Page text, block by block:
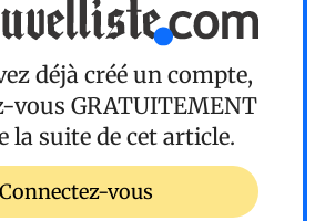
déjà créé un compte,
vous GRATUITEMENT
la suite de cet article.
Connectez-vous